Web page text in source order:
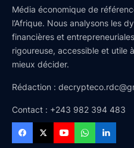
Média économique de
l’Afrique. Nous analysons les
financières et
rigoureuse, accessible et utile
mieux décider.
Rédaction :
Contact : +243 982 394 483